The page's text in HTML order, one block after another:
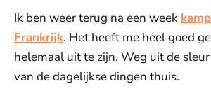
Ik ben weer terug na een week
Frankrijk. Het heeft me heel goed
helemaal uit te zijn. Weg uit de
van de dagelijkse dingen thuis.